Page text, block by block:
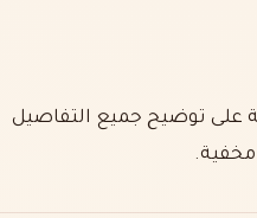
على توضيح جميع التفاصيل
مخفية.